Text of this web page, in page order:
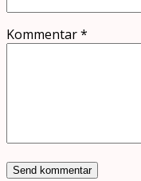
Kommentar*